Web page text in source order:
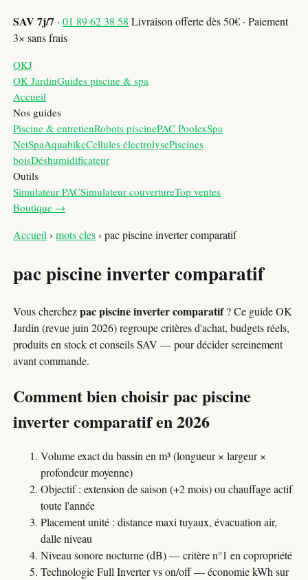
SAV 7j/7 ·01 89 62 38 58 Livraison offerte dès 50€ · Paiement
3× sans frais
OKJ
OK JardinGuides piscine & spa
Accueil
Nos guides
Piscine & entretienRobots piscinePAC PoolexSpa
NetSpaAquabikeCellules électrolysePiscines
boisDéshumidificateur
Outils
Simulateur PACSimulateur couvertureTop ventes
Boutique →
Accueil ›mots cles›pac piscine inverter comparatif
pac piscine inverter comparatif
Vous cherchezpac piscine inverter comparatif? Ce guide OK
Jardin (revue juin 2026) regroupe critères d'achat, budgets réels,
produits en stock et conseils SAV — pour décider sereinement
avant commande.
Comment bien choisir pac piscine
inverter comparatif en 2026
Volume exact du bassin en m³ (longueur × largeur ×
profondeur moyenne)
Objectif : extension de saison (+2 mois) ou chauffage actif
toute l'année
Placement unité : distance maxi tuyaux, évacuation air,
dalle niveau
Niveau sonore nocturne (dB) — critère n°1 en copropriété
Technologie Full Inverter vs on/off — économie kWh sur